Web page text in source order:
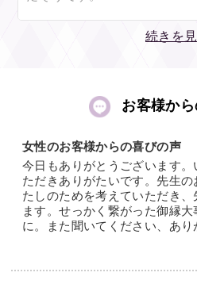
は、あなたと過ごしてきた時
やすいお答えを心がけていま
せ。
おふたりの運気、性質がよく
鑑定いたします。
互いの生きるリズムが揃い、
イスをさせていただけたら
わせた提案ができればと思い
音声や映像が伴うこともある
生年月日の数字1ケタ1ケタか
方、生まれ持った運勢を読み
どんな状況で、何を思いなが
日々の中で相談者のことを意
具体的なイメージは、心当た
知らなかった一面をも克明に
「あのとき、私のことどう思
続きを
お客様か
女性のお客様からの喜びの声
今日もありがとうございます
ただきありがたいです。先生
たしのためを考えていただき
ます。せっかく繋がった御縁
に。また聞いてください、あ